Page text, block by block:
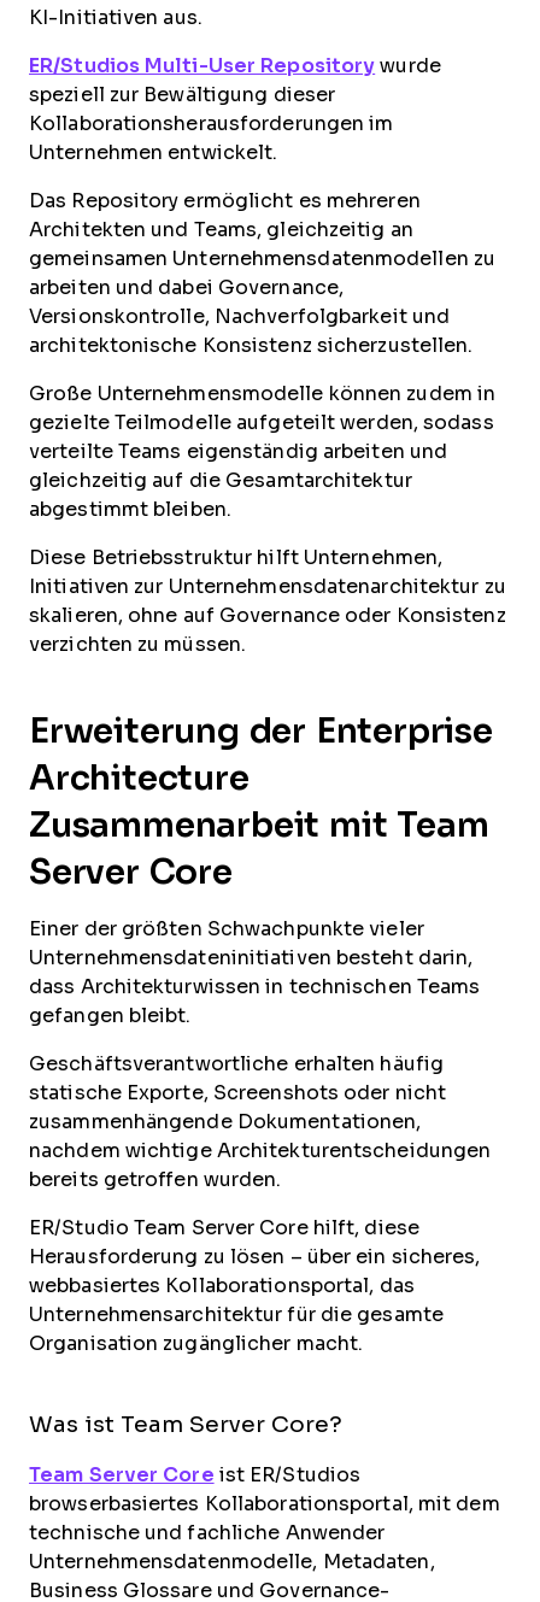
KI-Initiativen aus.
ER/Studios Multi-User Repository wurde
speziell zur Bewältigung dieser
Kollaborationsherausforderungen im
Unternehmen entwickelt.
Das Repository ermöglicht es mehreren
Architekten und Teams, gleichzeitig an
gemeinsamen Unternehmensdatenmodellen zu
arbeiten und dabei Governance,
Versionskontrolle, Nachverfolgbarkeit und
architektonische Konsistenz sicherzustellen.
Große Unternehmensmodelle können zudem in
gezielte Teilmodelle aufgeteilt werden, sodass
verteilte Teams eigenständig arbeiten und
gleichzeitig auf die Gesamtarchitektur
abgestimmt bleiben.
Diese Betriebsstruktur hilft Unternehmen,
Initiativen zur Unternehmensdatenarchitektur zu
skalieren, ohne auf Governance oder Konsistenz
verzichten zu müssen.
Erweiterung der Enterprise
Architecture
Zusammenarbeit mit Team
Server Core
Einer der größten Schwachpunkte vieler
Unternehmensdateninitiativen besteht darin,
dass Architekturwissen in technischen Teams
gefangen bleibt.
Geschäftsverantwortliche erhalten häufig
statische Exporte, Screenshots oder nicht
zusammenhängende Dokumentationen,
nachdem wichtige Architekturentscheidungen
bereits getroffen wurden.
ER/Studio Team Server Core hilft, diese
Herausforderung zu lösen – über ein sicheres,
webbasiertes Kollaborationsportal, das
Unternehmensarchitektur für die gesamte
Organisation zugänglicher macht.
Was ist Team Server Core?
Team Server Core ist ER/Studios
browserbasiertes Kollaborationsportal, mit dem
technische und fachliche Anwender
Unternehmensdatenmodelle, Metadaten,
Business Glossare und Governance-